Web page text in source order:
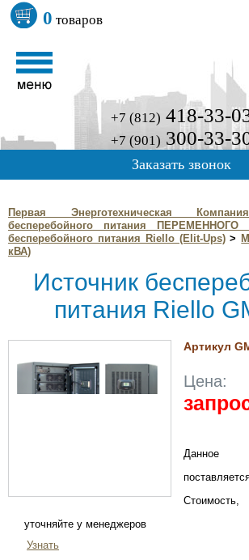
0 товаров
+7 (812) 418-33-
+7 (901) 300-33-
Заказать звонок
Первая Энерготехническая Компания
бесперебойного питания ПЕРЕМЕННОГО
бесперебойного питания Riello (Elit-Ups)>
кВА)
Источник
питания Riello
Артикул
Данное
уточняйте у менеджеров
Узнать